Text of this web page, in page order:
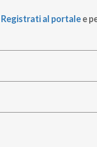
Registrati al portalee